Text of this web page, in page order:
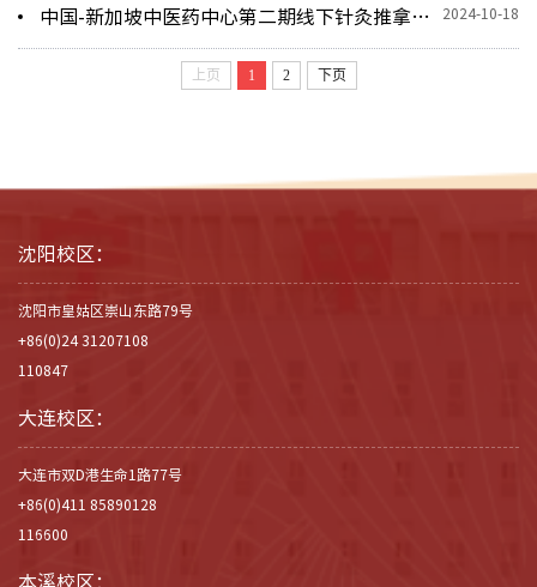
2024-10-18
中国-新加坡中医药中心第二期线下针灸推拿短期培训班在学校开班
上页 1 2 下页
沈阳校区：
沈阳市皇姑区崇山东路79号
+86(0)24 31207108
110847
大连校区：
大连市双D港生命1路77号
+86(0)411 85890128
116600
本溪校区：